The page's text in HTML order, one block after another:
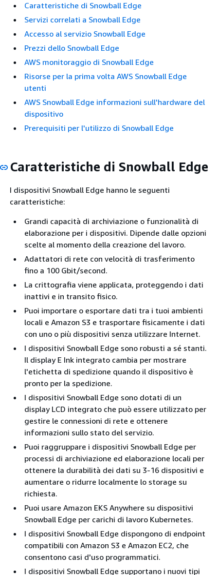
Caratteristiche di Snowball Edge
Servizi correlati a Snowball Edge
Accesso al servizio Snowball Edge
Prezzi dello Snowball Edge
AWS monitoraggio di Snowball Edge
Risorse per la prima volta AWS Snowball Edge
utenti
AWS Snowball Edge informazioni sull'hardware del
dispositivo
Prerequisiti per l'utilizzo di Snowball Edge
Caratteristiche di Snowball Edge
I dispositivi Snowball Edge hanno le seguenti
caratteristiche:
Grandi capacità di archiviazione o funzionalità di
elaborazione per i dispositivi. Dipende dalle opzioni
scelte al momento della creazione del lavoro.
Adattatori di rete con velocità di trasferimento
fino a 100 Gbit/second.
La crittografia viene applicata, proteggendo i dati
inattivi e in transito fisico.
Puoi importare o esportare dati tra i tuoi ambienti
locali e Amazon S3 e trasportare fisicamente i dati
con uno o più dispositivi senza utilizzare Internet.
I dispositivi Snowball Edge sono robusti a sé stanti.
Il display E Ink integrato cambia per mostrare
l'etichetta di spedizione quando il dispositivo è
pronto per la spedizione.
I dispositivi Snowball Edge sono dotati di un
display LCD integrato che può essere utilizzato per
gestire le connessioni di rete e ottenere
informazioni sullo stato del servizio.
Puoi raggruppare i dispositivi Snowball Edge per
processi di archiviazione ed elaborazione locali per
ottenere la durabilità dei dati su 3-16 dispositivi e
aumentare o ridurre localmente lo storage su
richiesta.
Puoi usare Amazon EKS Anywhere su dispositivi
Snowball Edge per carichi di lavoro Kubernetes.
I dispositivi Snowball Edge dispongono di endpoint
compatibili con Amazon S3 e Amazon EC2, che
consentono casi d'uso programmatici.
I dispositivi Snowball Edge supportano i nuovi tipi